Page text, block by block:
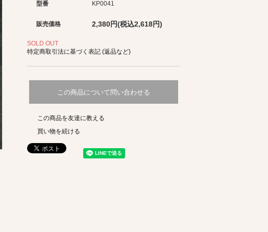
型番 KP0041
販売価格 2,380円(税込2,618円)
SOLD OUT
特定商取引法に基づく表記 (返品など)
この商品について問い合わせる
この商品を友達に教える
買い物を続ける